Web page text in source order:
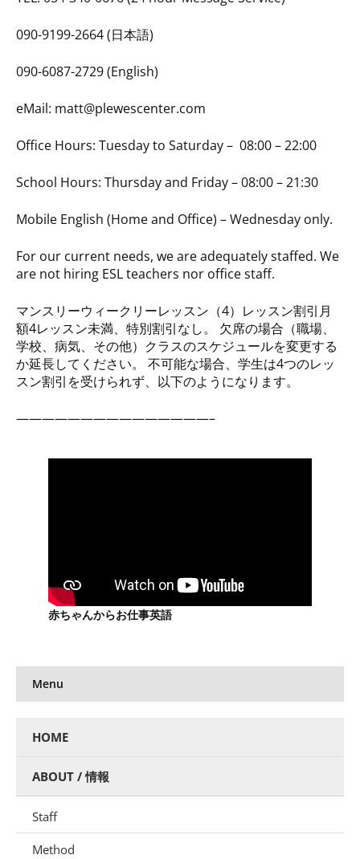
090-9199-2664 (日本語)
090-6087-2729 (English)
eMail: matt@plewescenter.com
Office Hours: Tuesday to Saturday – 08:00 – 22:00
School Hours: Thursday and Friday – 08:00 – 21:30
Mobile English (Home and Office) – Wednesday only.
For our current needs, we are adequately staffed. We
are not hiring ESL teachers nor office staff.
マンスリーウィークリーレッスン（4）レッスン割引月
額4レッスン未満、特別割引なし。 欠席の場合（職場、
学校、病気、その他）クラスのスケジュールを変更する
か延長してください。 不可能な場合、学生は4つのレッ
スン割引を受けられず、以下のようになります。
———————————————–
赤ちゃんからお仕事英語
Menu
HOME
ABOUT / 情報
Staff
Method